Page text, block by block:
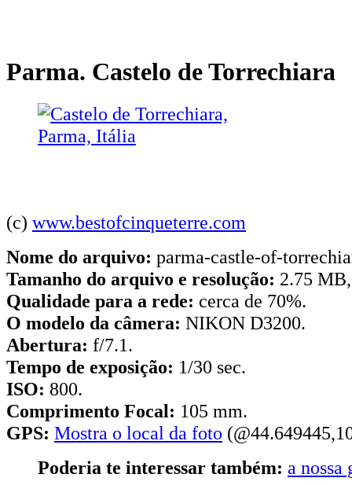
Parma. Castelo de Torrechiara
(c) www.bestofcinqueterre.com
Nome do arquivo: parma-castle-of-
Tamanho do arquivo e resolução: 2.75
Qualidade para a rede: cerca de 70%.
O modelo da câmera: NIKON D3200.
Abertura: f/7.1.
Tempo de exposição: 1/30 sec.
ISO: 800.
Comprimento Focal: 105 mm.
GPS: Mostra o local da foto
Poderia te interessar também: a nossa